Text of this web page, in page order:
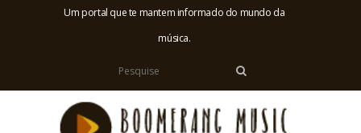
Um portal que te mantem informado do mundo da
música.